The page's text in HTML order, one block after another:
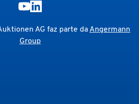
AG faz parte daAngermann
Group